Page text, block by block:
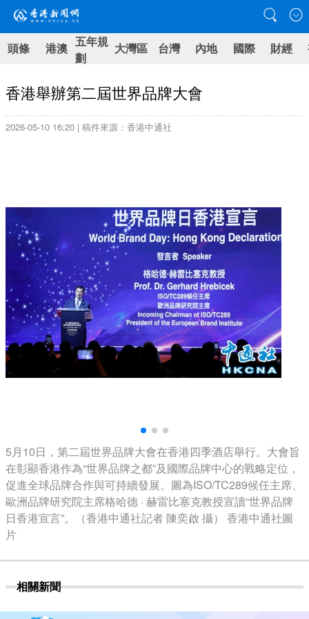
頭條 港澳 五年規
劃
大灣區 台灣 內地 國際 財經
香港舉辦第二屆世界品牌大會
2026-05-10 16:20 | 稿件來源：香港中通社
5月10日，第二屆世界品牌大會在香港四季酒店舉行。大會旨
在彰顯香港作為“世界品牌之都”及國際品牌中心的戰略定位，
促進全球品牌合作與可持續發展。圖為ISO/TC289候任主席、
歐洲品牌研究院主席格哈德 · 赫雷比塞克教授宣讀“世界品牌
日香港宣言”。（香港中通社記者 陳奕啟 攝） 香港中通社圖
片
相關新聞